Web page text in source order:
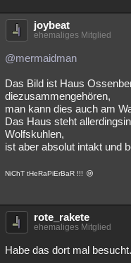
joybeat
ehemaliges Mitglied
@mermaidman
Das Bild ist Haus
diezusammengehören,
man kann dies auch am
Das Haus steht
Wolfskuhlen,
ist aber absolut intakt und
NiChT tHeRaPiErBaR !!!
rote_rakete
ehemaliges Mitglied
Habe das dort mal besucht.